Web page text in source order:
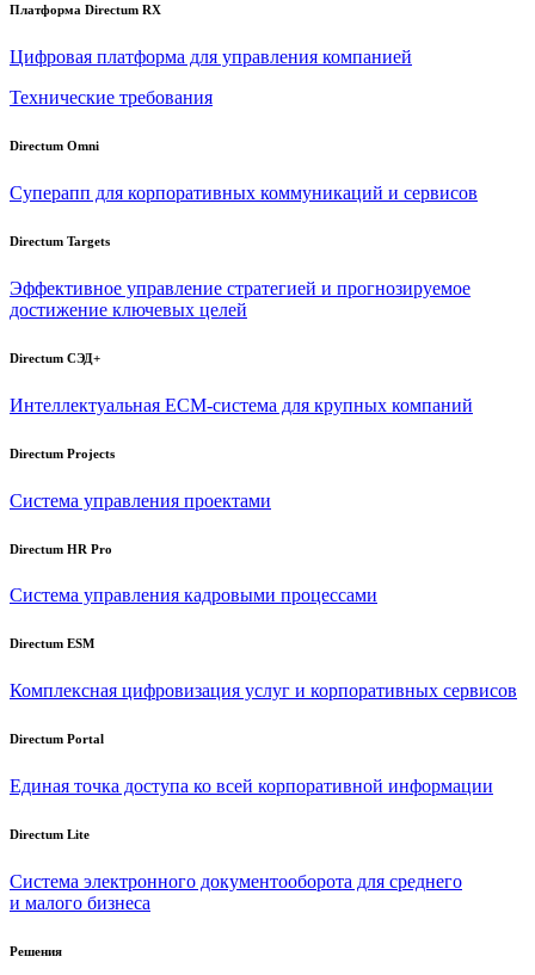
Платформа Directum RX
Цифровая платформа для управления компанией
Технические требования
Directum Omni
Суперапп для корпоративных коммуникаций и сервисов
Directum Targets
Эффективное управление стратегией и прогнозируемое
достижение ключевых целей
Directum СЭД+
Интеллектуальная ECM-система для крупных компаний
Directum Projects
Система управления проектами
Directum HR Pro
Система управления кадровыми процессами
Directum ESM
Комплексная цифровизация услуг и корпоративных сервисов
Directum Portal
Единая точка доступа ко всей корпоративной информации
Directum Lite
Система электронного документооборота для среднего
и малого бизнеса
Решения